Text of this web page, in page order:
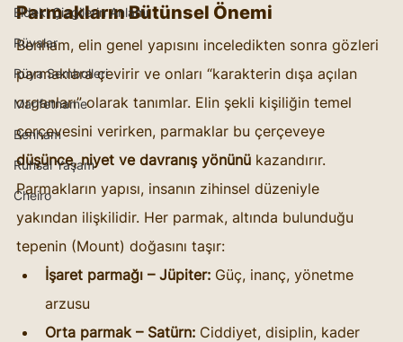
Eldeki Çizgilerin Anlamı
Rüyalar
Rüya Sembolleri
Marifetname
Benham
Ruhsal Yaşam
Cheiro
Parmakların Bütünsel Önemi
Benham, elin genel yapısını inceledikten sonra gözleri
parmaklara çevirir ve onları “karakterin dışa açılan
organları” olarak tanımlar. Elin şekli kişiliğin temel
çerçevesini verirken, parmaklar bu çerçeveye
düşünce, niyet ve davranış yönünü kazandırır.
Parmakların yapısı, insanın zihinsel düzeniyle
yakından ilişkilidir. Her parmak, altında bulunduğu
tepenin (Mount) doğasını taşır:
İşaret parmağı – Jüpiter: Güç, inanç, yönetme
arzusu
Orta parmak – Satürn: Ciddiyet, disiplin, kader